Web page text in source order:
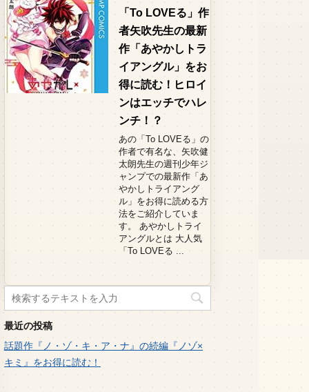
「To LOVEる」作
者矢吹先生の最新
作「あやかしトラ
イアングル」をお
得に読む！ヒロイ
ンはエッチでハレ
ンチ！？
あの「To LOVEる」の
作者で有名な、矢吹健
太朗先生の週刊少年ジ
ャンプでの最新作「あ
やかしトライアング
ル」をお得に読める方
法をご紹介していま
す。 あやかしトライ
アングルとは 大人気
「To LOVEる ...
最近の投稿
話題作『ノ・ゾ・キ・ア・ナ』の続編『ノゾ×
キミ』をお得に読む！